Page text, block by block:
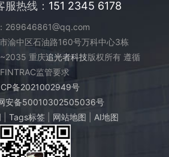
热线： 151 2345 6178
269646861@qq.com
渝中区石油路160号万科中心3栋
重庆追光者科技版权所有 遵循
FINTRAC监管要求
备2021002949号
安备50010302505036号
Tags标签 网站地图 AI地图